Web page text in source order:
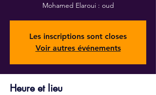
Mohamed Elaroui : oud
Les inscriptions sont closes
Voir autres événements
Heure et lieu